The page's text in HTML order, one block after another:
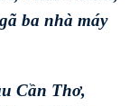
ba nhà máy
Cần Thơ,